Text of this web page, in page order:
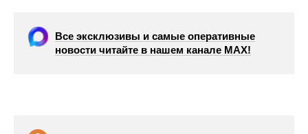
Все эксклюзивы и самые оперативные
новости читайте в нашем канале МАХ!